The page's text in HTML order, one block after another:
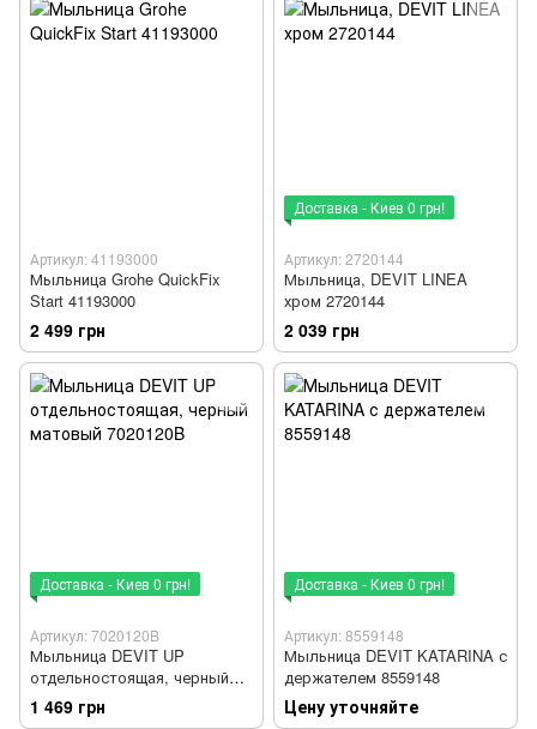
Артикул: 41193000
Мыльница Grohe QuickFix
Start 41193000
2 499 грн
Доставка - Киев 0 грн!
Артикул: 2720144
Мыльница, DEVIT LINEA
хром 2720144
2 039 грн
Доставка - Киев 0 грн!
Артикул: 7020120B
Мыльница DEVIT UP
отдельностоящая, черный
матовый 7020120B
1 469 грн
Доставка - Киев 0 грн!
Артикул: 8559148
Мыльница DEVIT KATARINA с
держателем 8559148
Цену уточняйте